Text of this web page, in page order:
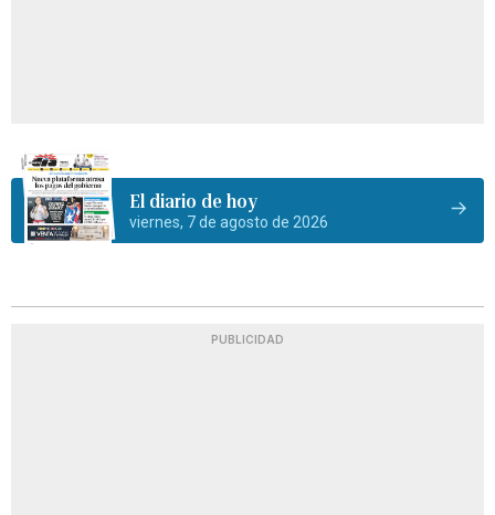
El diario de hoy
viernes, 7 de agosto de 2026
PUBLICIDAD